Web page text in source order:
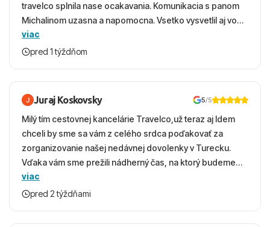
travelco splnila nase ocakavania. Komunikacia s panom
Michalinom uzasna a napomocna. Vsetko vysvetlil aj vo
vecernych hodinach zaco sa ospravedlnujem. Hotel
krasny, cisty. Sluzby top. Strava, prostredie, more,
viac
pred 1 týždňom
Juraj Koskovsky 5/5
Milý tím cestovnej kancelárie Travelco,už teraz aj Idem
chceli by sme sa vám z celého srdca poďakovať za
zorganizovanie našej nedávnej dovolenky v Turecku.
Vďaka vám sme prežili nádherný čas, na ktorý budeme
ešte dlho s úsmevom spomínať. ​Všetko prebehlo
absolútne hladko – od prvotného výberu zájazdu, cez
viac
pred 2 týždňami